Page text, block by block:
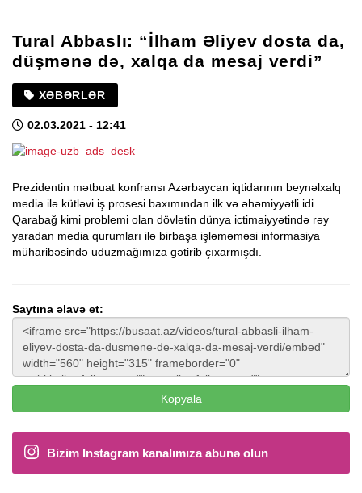
Tural Abbaslı: “İlham Əliyev dosta da,
düşmənə də, xalqa da mesaj verdi”
XƏBƏRLƏR
02.03.2021 - 12:41
Prezidentin mətbuat konfransı Azərbaycan iqtidarının beynəlxalq
media ilə kütləvi iş prosesi baxımından ilk və əhəmiyyətli idi.
Qarabağ kimi problemi olan dövlətin dünya ictimaiyyətində rəy
yaradan media qurumları ilə birbaşa işləməməsi informasiya
müharibəsində uduzmağımıza gətirib çıxarmışdı.
Saytına əlavə et:
Kopyala
Bizim Instagram kanalımıza abunə olun